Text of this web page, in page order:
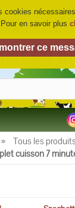
DU
» Tous les
cuisson 7
cookies
en savoir plus